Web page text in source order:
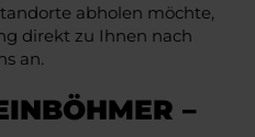
abholen möchte,
direkt zu Ihnen nach
an.
–